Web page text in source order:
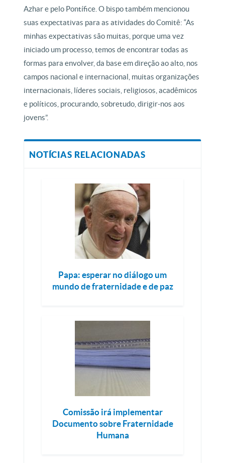
Azhar e pelo Pontífice. O bispo também mencionou
suas expectativas para as atividades do Comitê: “As
minhas expectativas são muitas, porque uma vez
iniciado um processo, temos de encontrar todas as
formas para envolver, da base em direção ao alto, nos
campos nacional e internacional, muitas organizações
internacionais, líderes sociais, religiosos, acadêmicos
e políticos, procurando, sobretudo, dirigir-nos aos
jovens”.
NOTÍCIAS RELACIONADAS
Papa: esperar no diálogo um
mundo de fraternidade e de paz
Comissão irá implementar
Documento sobre Fraternidade
Humana